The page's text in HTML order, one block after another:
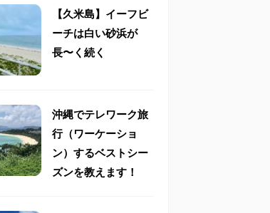
【久米島】イーフビ
ーチは白い砂浜が
長〜く続く
沖縄でテレワーク旅
行（ワーケーショ
ン）するベストシー
ズンを教えます！